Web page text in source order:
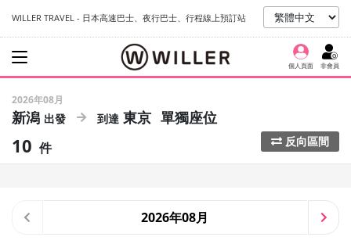
WILLER TRAVEL - 日本高速巴士、夜行巴士、行程線上預訂站
個人頁面 非會員
2026年08月
新潟 東京 單獨座位
10 件 反向區間
2026年08月